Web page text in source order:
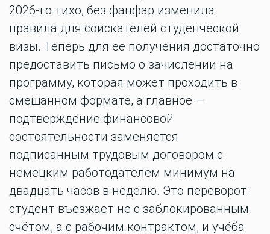
2026-го тихо, без фанфар изменила
правила для соискателей студенческой
визы. Теперь для её получения достаточно
предоставить письмо о зачислении на
программу, которая может проходить в
смешанном формате, а главное —
подтверждение финансовой
состоятельности заменяется
подписанным трудовым договором с
немецким работодателем минимум на
двадцать часов в неделю. Это переворот:
студент въезжает не с заблокированным
счётом, а с рабочим контрактом, и учёба